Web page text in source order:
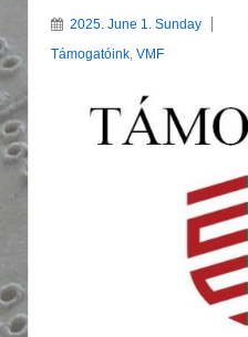
2025. June 1. Sunday
Támogatóink, VMF